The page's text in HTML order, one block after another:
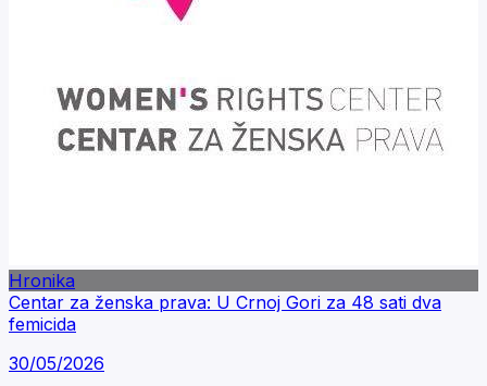
Hronika
Centar za ženska prava: U Crnoj Gori za 48 sati dva
femicida
30/05/2026